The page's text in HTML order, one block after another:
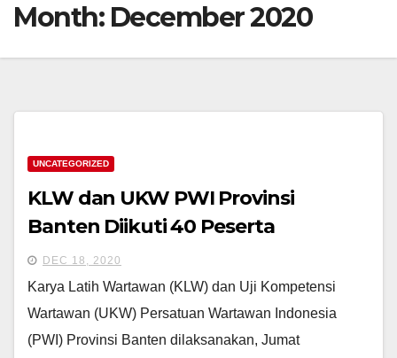
Month: December 2020
UNCATEGORIZED
KLW dan UKW PWI Provinsi
Banten Diikuti 40 Peserta
DEC 18, 2020
Karya Latih Wartawan (KLW) dan Uji Kompetensi
Wartawan (UKW) Persatuan Wartawan Indonesia
(PWI) Provinsi Banten dilaksanakan, Jumat